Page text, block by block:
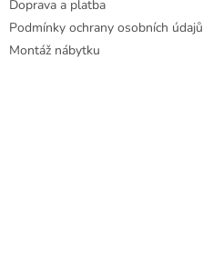
Doprava a platba
Podmínky ochrany osobních údajů
Montáž nábytku